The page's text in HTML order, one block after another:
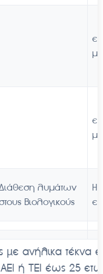
λυμάτων
Βιολογικούς
Η
µε ανήλικα τέκνα
ή ΤΕΙ έως 25